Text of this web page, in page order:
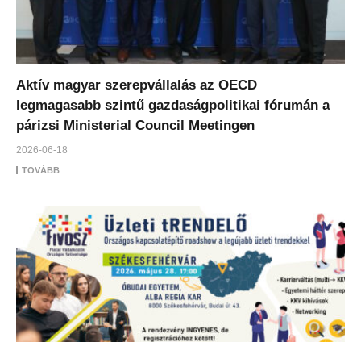
Aktív magyar szerepvállalás az OECD
legmagasabb szintű gazdaságpolitikai fórumán a
párizsi Ministerial Council Meetingen
2026-06-18
TOVÁBB